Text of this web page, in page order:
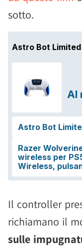
sotto.
Il controller
richiamano il
sulle